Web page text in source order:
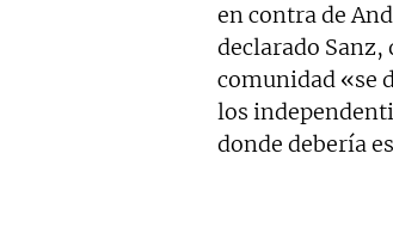
en contra de
declarado Sanz,
comunidad «se
los
donde debería